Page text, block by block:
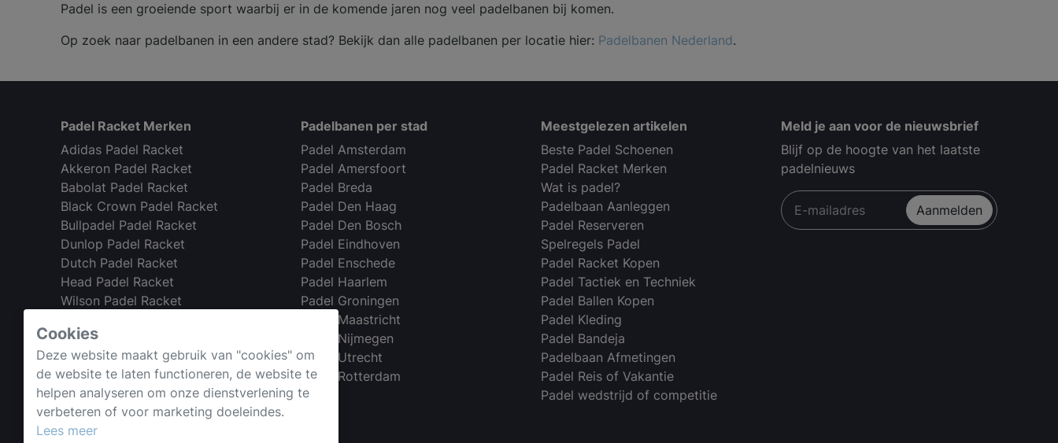
Cookies
Deze website maakt gebruik van "cookies" om
de website te laten functioneren, de website te
helpen analyseren om onze dienstverlening te
verbeteren of voor marketing doeleindes.
Lees meer
Padel is een groeiende sport waarbij er in de komende jaren nog veel padelbanen bij komen.
Op zoek naar padelbanen in een andere stad? Bekijk dan alle padelbanen per locatie hier: Padelbanen Nederland.
Padel Racket Merken
Adidas Padel Racket
Akkeron Padel Racket
Babolat Padel Racket
Black Crown Padel Racket
Bullpadel Padel Racket
Dunlop Padel Racket
Dutch Padel Racket
Head Padel Racket
Wilson Padel Racket
Starvie Padel Racket
Webshop →
Padelbanen per stad
Padel Amsterdam
Padel Amersfoort
Padel Breda
Padel Den Haag
Padel Den Bosch
Padel Eindhoven
Padel Enschede
Padel Haarlem
Padel Groningen
Padel Maastricht
Padel Nijmegen
Padel Utrecht
Padel Rotterdam
Meestgelezen artikelen
Beste Padel Schoenen
Padel Racket Merken
Wat is padel?
Padelbaan Aanleggen
Padel Reserveren
Spelregels Padel
Padel Racket Kopen
Padel Tactiek en Techniek
Padel Ballen Kopen
Padel Kleding
Padel Bandeja
Padelbaan Afmetingen
Padel Reis of Vakantie
Padel wedstrijd of competitie
Meld je aan voor de nieuwsbrief
Blijf op de hoogte van het laatste
padelnieuws
Aanmelden